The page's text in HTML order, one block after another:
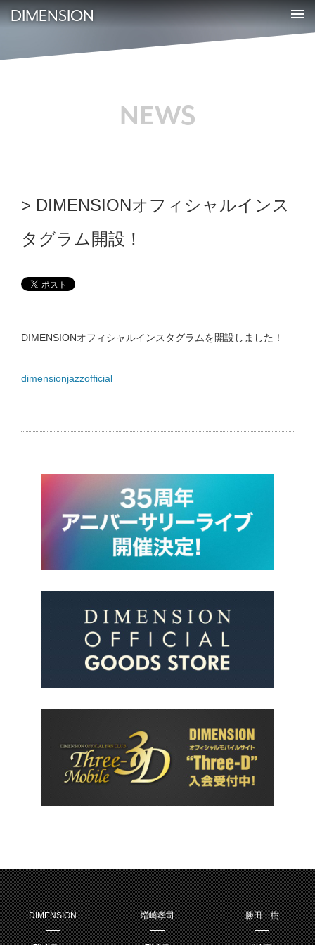
DIMENSION
NEWS
DIMENSIONオフィシャルインス
タグラム開設！
DIMENSIONオフィシャルインスタグラムを開設しました！
dimensionjazzofficial
DIMENSION 増崎孝司 勝田一樹